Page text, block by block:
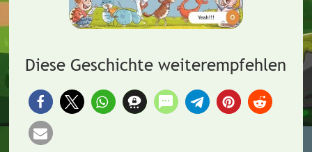
Diese Geschichte weiterempfehlen